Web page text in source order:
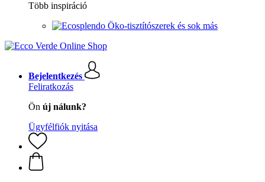
Több inspiráció
Öko-tisztítószerek és sok más
Bejelentkezés
Feliratkozás
Ön új nálunk?
Ügyfélfiók nyitása